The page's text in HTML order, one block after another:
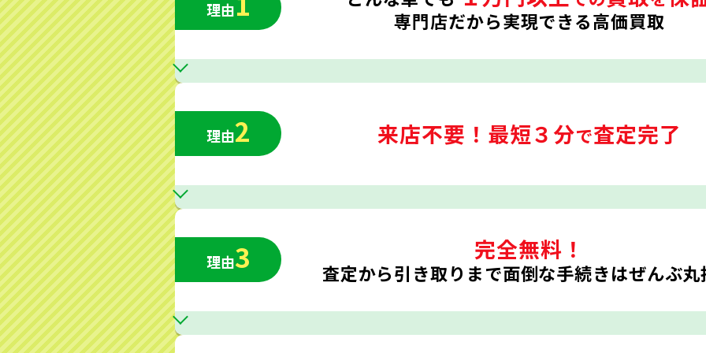
理由 専門店だから実現できる高価買取
理由2 来店不要！ 最短３分で査定完了
理由3 完全無料！
査定から引き取りまで面倒な手続きはぜんぶ